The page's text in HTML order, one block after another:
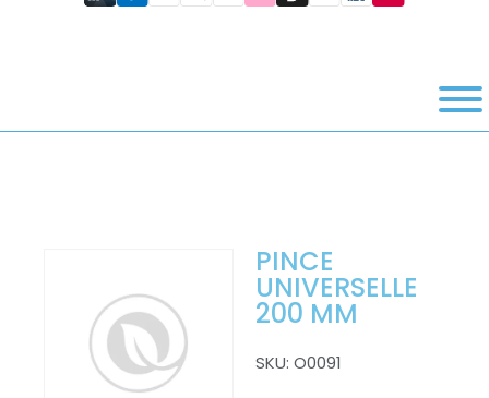
PINCE
UNIVERSELLE
200 MM
SKU: O0091